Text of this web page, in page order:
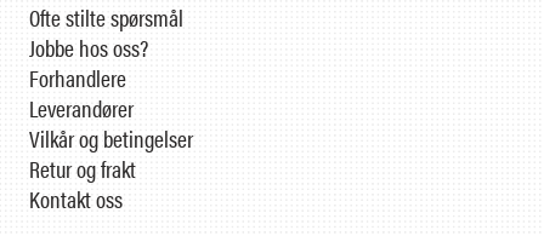
Ofte stilte spørsmål
Jobbe hos oss?
Forhandlere
Leverandører
Vilkår og betingelser
Retur og frakt
Kontakt oss